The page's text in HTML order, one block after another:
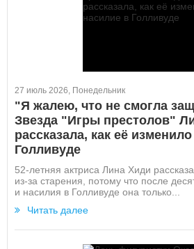
27 июль 2026, Понедельник
"Я жалею, что не смогла
Звезда "Игры престолов"
рассказала, как её
Голливуде
52-летняя актриса Лина Хиди
из-за старения, потому что после
и насилия в Голливуде она только...
Читать далее